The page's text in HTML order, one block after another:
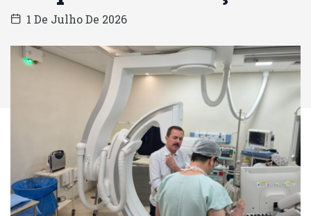
1 De Julho De 2026